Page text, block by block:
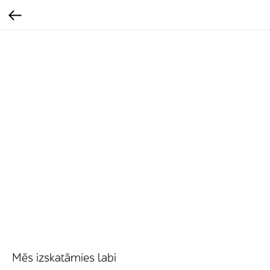
Mēs izskatāmies labi